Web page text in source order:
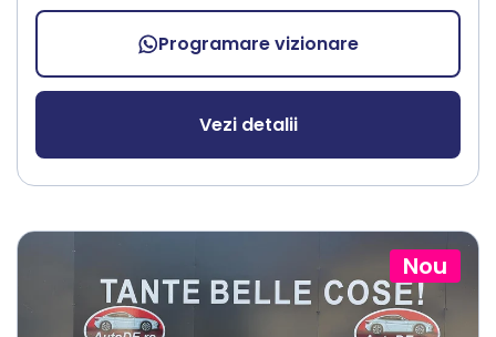
Programare vizionare
Vezi detalii
Nou